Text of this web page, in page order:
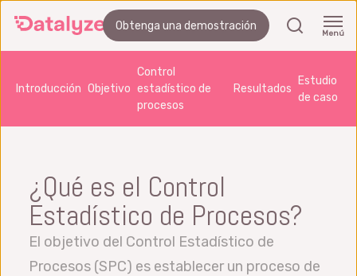
principal
Obtenga una demostración buscar
Menú
Introducción Objetivo
Control
estadístico de
procesos
Resultados
Estudio
de caso
¿Qué es el Control
Estadístico de Procesos?
El objetivo del Control Estadístico de
Procesos (SPC) es establecer un proceso de